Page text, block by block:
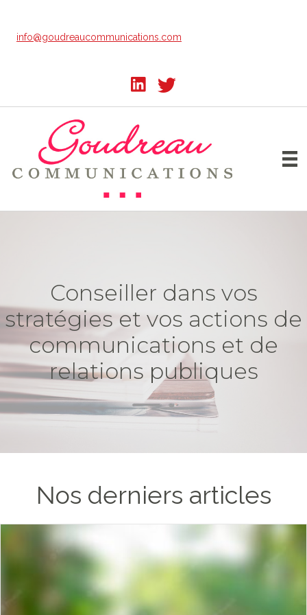
contenu
info@goudreaucommunications.com
Conseiller dans vos
stratégies et vos actions de
communications et de
relations publiques
Nos derniers articles